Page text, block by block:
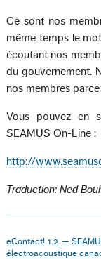
Ce sont nos
même temps le
écoutant nos
du gouvernement.
nos membres
Vous pouvez en
SEAMUS On-Line :
http://
Traduction: Ned
eContact! 1.2 —
électroacoustique